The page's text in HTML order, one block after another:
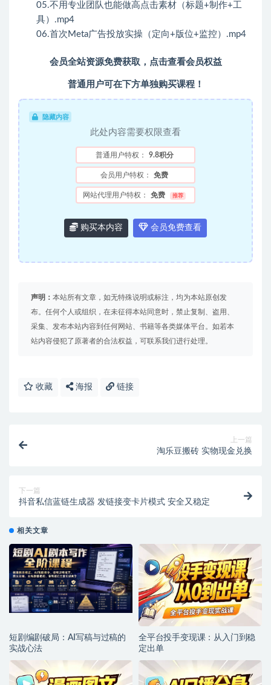
05.不用专业团队也能做高点击素材（标题+制作+工
具）.mp4
06.首次Meta广告投放实操（定向+版位+监控）.mp4
会员全站资源免费获取，点击查看会员权益
普通用户可在下方单独购买课程！
隐藏内容
此处内容需要权限查看
普通用户特权： 9.8积分
会员用户特权： 免费
网站代理用户特权： 免费 推荐
购买本内容 会员免费查看
声明： 本站所有文章，如无特殊说明或标注，均为本站原创发
布。任何个人或组织，在未征得本站同意时，禁止复制、盗用、
采集、发布本站内容到任何网站、书籍等各类媒体平台。如若本
站内容侵犯了原著者的合法权益，可联系我们进行处理。
收藏 海报 链接
上一篇
淘乐豆搬砖 实物现金兑换
下一篇
抖音私信蓝链生成器 发链接变卡片模式 安全又稳定
相关文章
短剧编剧破局：AI写稿与过稿的
实战心法
全平台投手变现课：从入门到稳
定出单